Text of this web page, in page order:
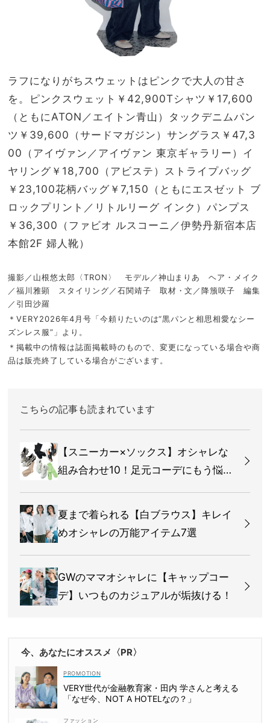
ラフになりがちスウェットはピンクで大人の甘さ
を。
ピンクスウェット￥42,900Tシャツ￥17,600
（ともにATON／エイトン青山）タックデニムパン
ツ￥39,600（サードマガジン）サングラス￥47,3
00（アイヴァン／アイヴァン 東京ギャラリー）イ
ヤリング￥18,700（アビステ）ストライプバッグ
￥23,100花柄バッグ￥7,150（ともにエスゼット ブ
ロックプリント／リトルリーグ インク）パンプス
￥36,300（ファビオ ルスコーニ／伊勢丹新宿本店
本館2F 婦人靴）
撮影／山根悠太郎〈TRON〉 モデル／神山まりあ ヘア・メイク
／福川雅顕 スタイリング／石関靖子 取材・文／降籏咲子 編集
／引田沙羅
＊VERY2026年4月号「今頼りたいのは“黒パンと相思相愛なシー
ズンレス服”」より。
＊掲載中の情報は誌面掲載時のもので、変更になっている場合や商
品は販売終了している場合がございます。
こちらの記事も読まれています
【スニーカー×ソックス】オシャレな
組み合わせ10！足元コーデにもう悩ま
夏まで着られる【白ブラウス】キレイ
めオシャレの万能アイテム7選
GWのママオシャレに【キャップコー
デ】いつものカジュアルが垢抜ける！
今、あなたにオススメ〈PR〉
VERY世代が金融教育家・田内 学さんと考える
「なぜ今、NOT A HOTELなの？」
ファッション